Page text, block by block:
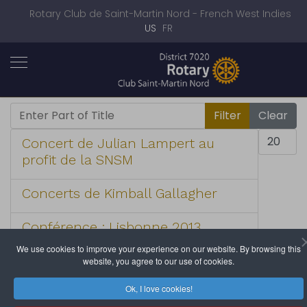
We use cookies to improve your experience on our website. By browsing this
website, you agree to our use of cookies.
Ok, I love cookies!
Rotary Club de Saint-Martin Nord - French West Indies
Select your language
US FR
Enter Part of Title Filter Clear
Display #
Concert de Julian Lampert au
profit de la SNSM
Concerts de Kimball Gallagher
Conférence : Lisbonne 2013
Conférence : Montego Bay
Jamaïca